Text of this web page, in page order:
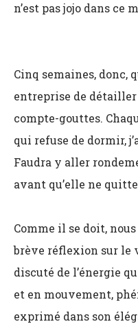
n’est pas jojo dans ce
Cinq semaines, donc,
entreprise de détailler
compte-gouttes.
qui refuse de dormir,
Faudra y aller
avant qu’elle ne
Comme il se doit,
brève réflexion sur le
discuté de l’énergie
et en mouvement,
exprimé dans son